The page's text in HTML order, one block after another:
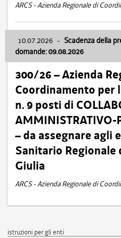
ARCS - Azienda Regionale di
10.07.2026 - Scadenza della
domande: 09.08.2026
300/26 – Azienda
Coordinamento per
n. 9 posti di
AMMINISTRATIVO-
– da assegnare agli
Sanitario Regionale
Giulia
ARCS - Azienda Regionale di
istruzioni per gli enti